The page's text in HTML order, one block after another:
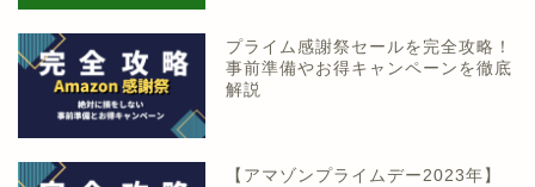
プライム感謝祭セールを完全攻略！
事前準備やお得キャンペーンを徹底
解説
【アマゾンプライムデー2023年】